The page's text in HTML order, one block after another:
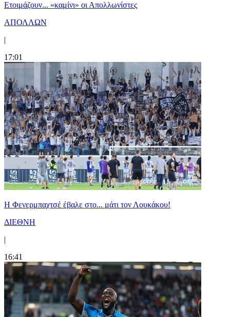
Ετοιμάζουν... «καμίνι» οι Απολλωνίστες
ΑΠΟΛΛΩΝ
|
17:01
Η Φενερμπαχτσέ έβαλε στο... μάτι τον Λουκάκου!
ΔΙΕΘΝΗ
|
16:41